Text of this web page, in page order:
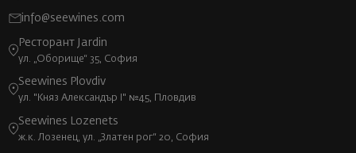
info@seewines.com
Ресторант Jardin
ул. „Оборище“ 35, София
Seewines Plovdiv
ул. "Княз Александър I" №45, Пловдив
Seewines Lozenets
ж.к. Лозенец, ул. „Златен рог“ 20, София